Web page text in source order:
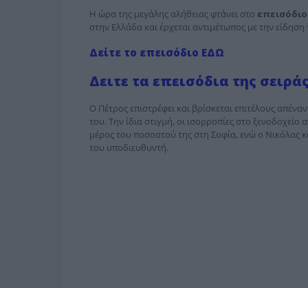
Η ώρα της μεγάλης αλήθειας φτάνει στο επεισόδιο
στην Ελλάδα και έρχεται αντιμέτωπος με την
Δείτε το επεισόδιο ΕΔΩ
Δειτε τα επεισόδια της
Ο Πέτρος επιστρέφει και βρίσκεται επιτέλους
του. Την ίδια στιγμή, οι ισορροπίες στο
μέρος του ποσοστού της στη Σοφία, ενώ ο Νικόλας
του υποδιευθυντή.